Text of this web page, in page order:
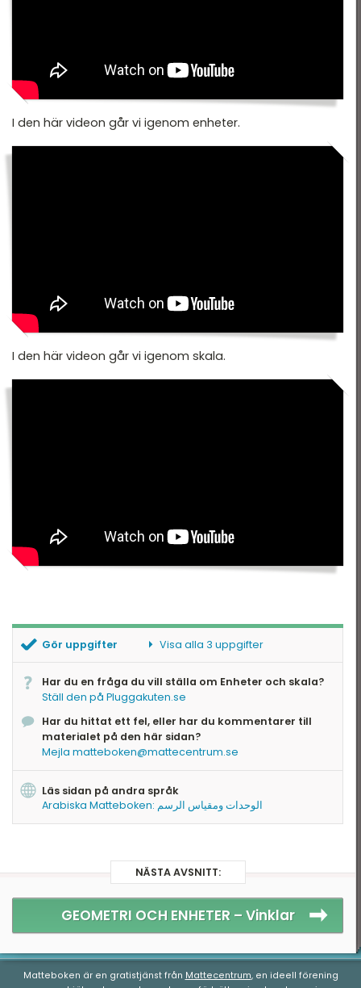
I den här videon går vi igenom enheter.
I den här videon går vi igenom skala.
Gör uppgifter Visa alla 3 uppgifter
Omvandla längder
Har du en fråga du vill ställa om Enheter och skala?
Ställ den på Pluggakuten.se
Har du hittat ett fel, eller har du kommentarer till
materialet på den här sidan?
Mejla matteboken@mattecentrum.se
Läs sidan på andra språk
Arabiska Matteboken: الوحدات ومقياس الرسم
NÄSTA AVSNITT:
GEOMETRI OCH ENHETER –Vinklar
Matteboken är en gratistjänst från Mattecentrum, en ideell förening